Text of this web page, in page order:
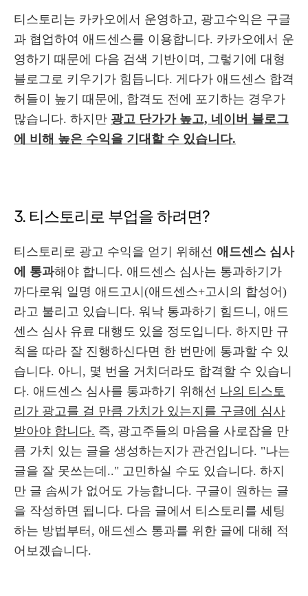
티스토리는 카카오에서 운영하고, 광고수익은 구글
과 협업하여 애드센스를 이용합니다. 카카오에서 운
영하기 때문에 다음 검색 기반이며, 그렇기에 대형
블로그로 키우기가 힘듭니다. 게다가 애드센스 합격
허들이 높기 때문에, 합격도 전에 포기하는 경우가
많습니다. 하지만 광고 단가가 높고, 네이버 블로그
에 비해 높은 수익을 기대할 수 있습니다.
3. 티스토리로 부업을 하려면?
티스토리로 광고 수익을 얻기 위해선 애드센스 심사
에 통과해야 합니다. 애드센스 심사는 통과하기가
까다로워 일명 애드고시(애드센스+고시의 합성어)
라고 불리고 있습니다. 워낙 통과하기 힘드니, 애드
센스 심사 유료 대행도 있을 정도입니다. 하지만 규
칙을 따라 잘 진행하신다면 한 번만에 통과할 수 있
습니다. 아니, 몇 번을 거치더라도 합격할 수 있습니
다. 애드센스 심사를 통과하기 위해선 나의 티스토
리가 광고를 걸 만큼 가치가 있는지를 구글에 심사
받아야 합니다. 즉, 광고주들의 마음을 사로잡을 만
큼 가치 있는 글을 생성하는지가 관건입니다. "나는
글을 잘 못쓰는데.." 고민하실 수도 있습니다. 하지
만 글 솜씨가 없어도 가능합니다. 구글이 원하는 글
을 작성하면 됩니다. 다음 글에서 티스토리를 세팅
하는 방법부터, 애드센스 통과를 위한 글에 대해 적
어보겠습니다.